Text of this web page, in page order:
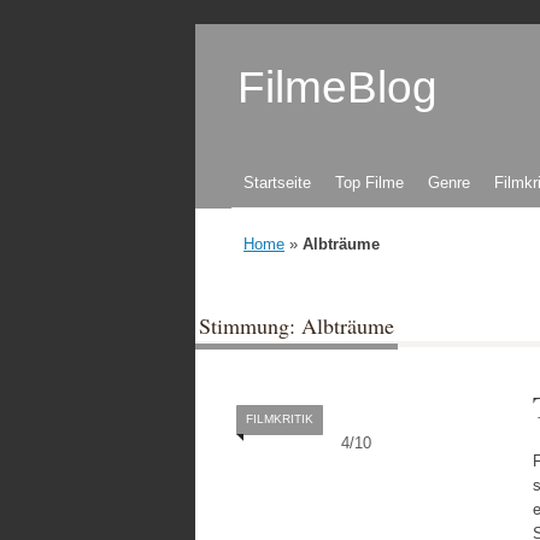
FilmeBlog
Zum Inhalt springen
Startseite Top Filme Genre
Home » Albträume
Stimmung: Albträume
4/10
FILMKRITIK